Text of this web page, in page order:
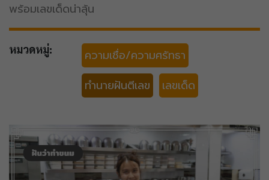
พร้อมเลขเด็ดน่าลุ้น
หมวดหมู่:
ความเชื่อ/ความศรัทธา
ทำนายฝันตีเลข
เลขเด็ด